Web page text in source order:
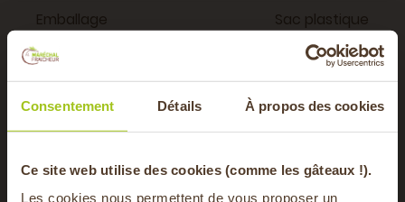
Consentement Détails À propos des cookies
Ce site web utilise des cookies (comme les gâteaux !).
Les cookies nous permettent de vous proposer un
Emballage
Sac plastique
recyclable
Vous aimerez aussi